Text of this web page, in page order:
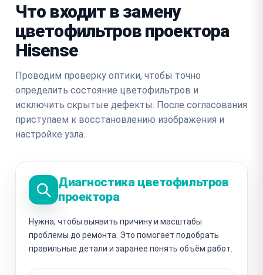
Что входит в замену
цветофильтров проектора
Hisense
Проводим проверку оптики, чтобы точно
определить состояние цветофильтров и
исключить скрытые дефекты. После согласования
приступаем к восстановлению изображения и
настройке узла.
Диагностика цветофильтров
проектора
Нужна, чтобы выявить причину и масштабы
проблемы до ремонта. Это помогает подобрать
правильные детали и заранее понять объём работ.